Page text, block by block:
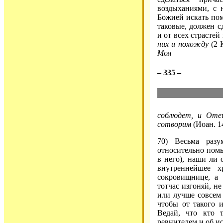
воздыханиями,
Божией искать
таковые, должен
и от всех
них и похожду(2
Моя
– 335 –
соблюдет, и
сотворим (Иоан.
70) Весьма
относительно
в него), наши ли
сокровищнице, а
тотчас изгоняй,
или лучше
чтобы от такого
Ведай, что кто